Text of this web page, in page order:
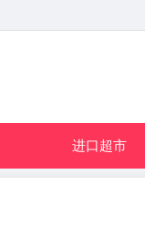
进口超市